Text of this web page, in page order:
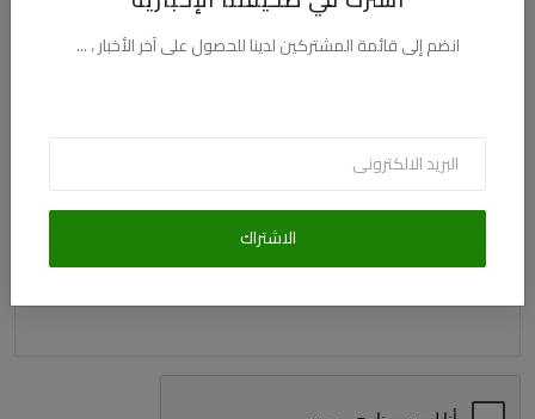
انضم إلى قائمة المشتركين لدينا للحصول على آخر الأخبار ، ...
الاشتراك
التعليق